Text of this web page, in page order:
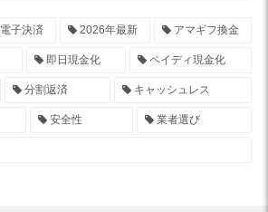
電子決済 2026年最新 アマギフ換金
即日現金化 ペイディ現金化
分割返済 キャッシュレス
安全性 業者選び